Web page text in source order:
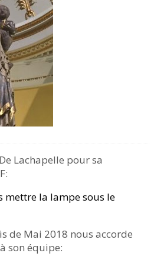
Lachapelle pour sa
mettre la lampe sous le
de Mai 2018 nous accorde
son équipe: